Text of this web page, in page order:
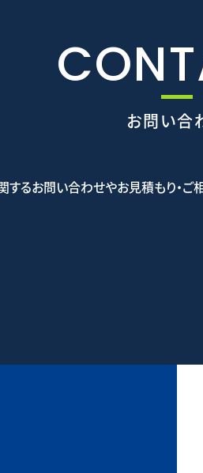
お問い合
するお問い合わせやお見積もり・ご